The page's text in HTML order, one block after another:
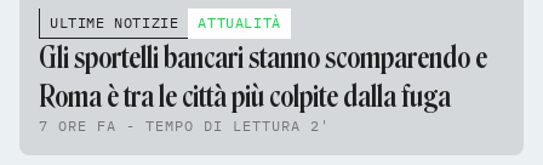
ULTIME NOTIZIE ATTUALITÀ
Gli sportelli bancari stanno scomparendo e
Roma è tra le città più colpite dalla fuga
7 ORE FA - TEMPO DI LETTURA 2'